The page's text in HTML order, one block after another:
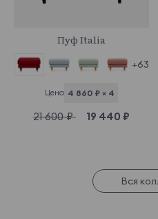
Пуф Italia
+63
Цена 4 860 ₽ × 4
21 600 ₽ 19 440 ₽
Вся